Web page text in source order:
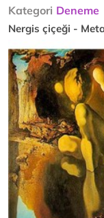
Kategori Deneme
Nergis çiçeği -